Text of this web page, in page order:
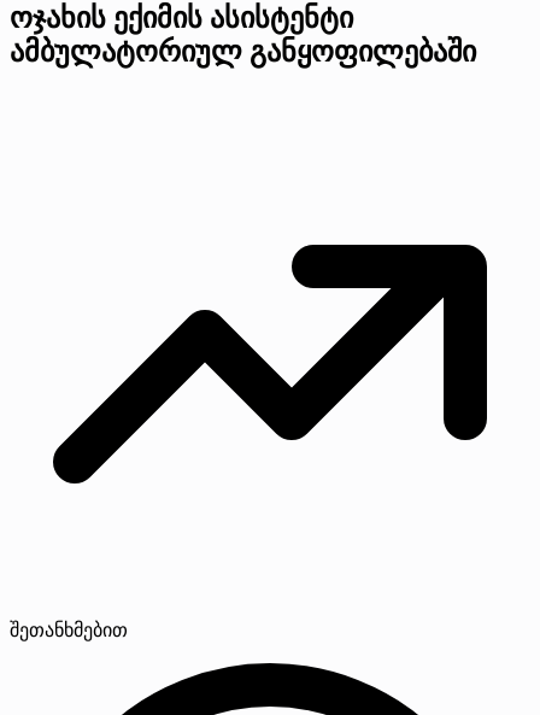
ოჯახის ექიმის ასისტენტი
ამბულატორიულ განყოფილებაში
შეთანხმებით